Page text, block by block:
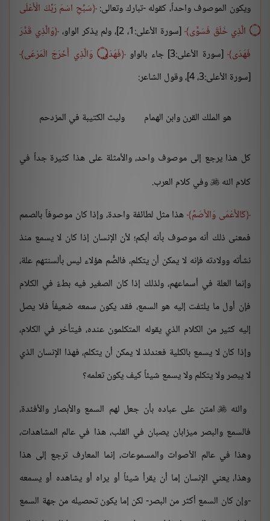
ويكون الموصوف واحداً، كقوله -تبارك وتعالى: سَبِّحِ اسْمَ رَبِّكَ الْأَعْلَى
۝ الَّذِي خَلَقَ فَسَوَّى
[سورة الأعلى:1، 2]، ولم يذكر الواو،
وَالَّذِي قَدَّرَ
فَهَدَى [سورة الأعلى:3] جاء بالواو
فَهَدَى ۝ وَالَّذِي أَخْرَجَ الْمَرْعَى
[سورة الأعلى:3، 4]، وقول الشاعر:
هو الملك القرن وابن الهمام وليث الكتيبة في المزدحم
كل هذا يرجع إلى موصوف واحد، والأمثلة على هذا كثيرة جداً في
كلام الله  وفي كلام العرب.
كَالأَعْمَى وَالأَصَمِّ هذا مثل لطائفة واحدة، وإذا كان موصوفاً بالصمم
فمعنى ذلك أنه موصوف بأنه أبكم؛ لأن الإنسان إذا كان لا يسمع منذ
نشأته وولادته فإنه لا يمكن أن يتكلم، فالصُّم هؤلاء ليس بألسنتهم علة،
وإنما العلة في أسماعهم، ولذلك إذا كان الصغير فيه بطءٌ في الكلام
فإن أول ما يلتفت إليه هو السمع، فقد يكون سمعه ضعيفاً فلا يصل
إليه كثير من الكلام الذي يقوله المتكلمون عنده، فيتأخر في الكلام،
وإذا كان لا يسمع بالكلية فعندئذ لا يمكن أن يتكلم، فهذا الإنسان الذي
لا يبصر ولا يتكلم ولا يسمع شيئاً كيف يكون تعلمه؟
والله امتن على عباده بأن جعل لهم السمع والأبصار والأفئدة،
فالسمع والبصر ميزابان يصبان في القلب، هذا في عالم المشاهدات،
وهذا في عالم الأصوات والمسموعات، إنما المعارف ترجع إلى هذا
وهذا، يعني الإنسان إما أن يقرأ شيئاً أو يراه أو يشاهده أو يسمعه
-وإن كان السمع أكثر من البصر- لكن إما يكون تحصيله من جهة السمع